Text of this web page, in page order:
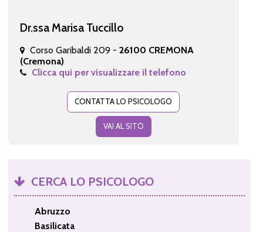
Dr.ssa Marisa Tuccillo
Corso Garibaldi 209 - 26100 CREMONA
(Cremona)
Clicca qui per visualizzare il telefono
CONTATTA LO PSICOLOGO
VAI AL SITO
CERCA LO PSICOLOGO
Abruzzo
Basilicata